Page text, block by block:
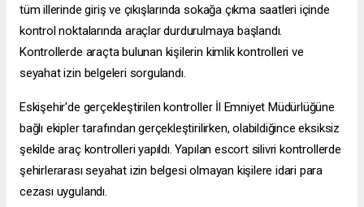
tüm illerinde giriş ve çıkışlarında sokağa çıkma saatleri içinde
kontrol noktalarında araçlar durdurulmaya başlandı.
Kontrollerde araçta bulunan kişilerin kimlik kontrolleri ve
seyahat izin belgeleri sorgulandı.
Eskişehir'de gerçekleştirilen kontroller İl Emniyet Müdürlüğüne
bağlı ekipler tarafından gerçekleştirilirken, olabildiğince eksiksiz
şekilde araç kontrolleri yapıldı. Yapılan escort silivri kontrollerde
şehirlerarası seyahat izin belgesi olmayan kişilere idari para
cezası uygulandı.